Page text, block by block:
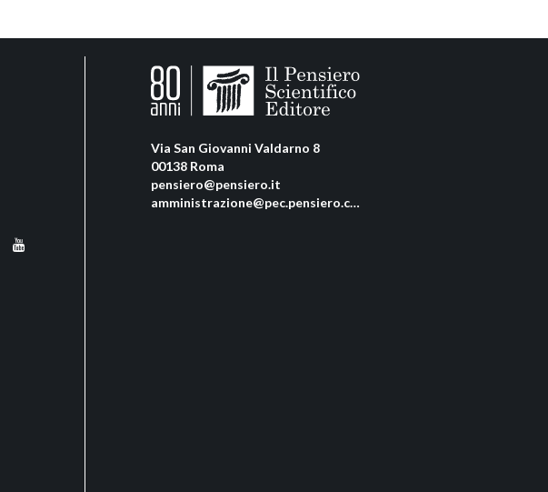
Via San Giovanni Valdarno 8
00138 Roma
pensiero@pensiero.it
amministrazione@pec.pensiero.com